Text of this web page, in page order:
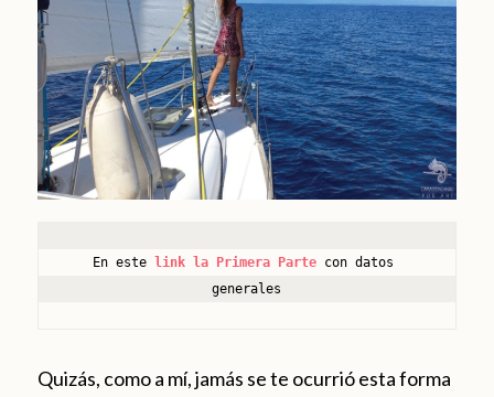
En este link la Primera Parte con datos
generales
Quizás, como a mí, jamás se te ocurrió esta forma